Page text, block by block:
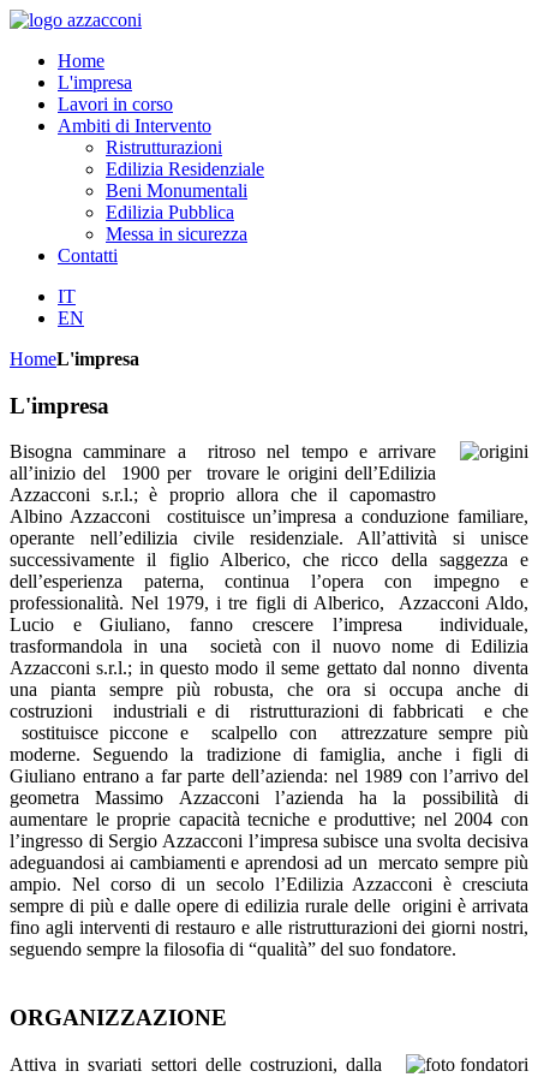
Home
L'impresa
Lavori in corso
Ambiti di Intervento
Ristrutturazioni
Edilizia Residenziale
Beni Monumentali
Edilizia Pubblica
Messa in sicurezza
Contatti
IT
EN
HomeL'impresa
L'impresa
Bisogna camminare a ritroso nel tempo e arrivare
all’inizio del 1900 per trovare le origini dell’Edilizia
Azzacconi s.r.l.; è proprio allora che il capomastro
Albino Azzacconi costituisce un’impresa a conduzione familiare,
operante nell’edilizia civile residenziale. All’attività si unisce
successivamente il figlio Alberico, che ricco della saggezza e
dell’esperienza paterna, continua l’opera con impegno e
professionalità. Nel 1979, i tre figli di Alberico, Azzacconi Aldo,
Lucio e Giuliano, fanno crescere l’impresa individuale,
trasformandola in una società con il nuovo nome di Edilizia
Azzacconi s.r.l.; in questo modo il seme gettato dal nonno diventa
una pianta sempre più robusta, che ora si occupa anche di
costruzioni industriali e di ristrutturazioni di fabbricati e che
sostituisce piccone e scalpello con attrezzature sempre più
moderne. Seguendo la tradizione di famiglia, anche i figli di
Giuliano entrano a far parte dell’azienda: nel 1989 con l’arrivo del
geometra Massimo Azzacconi l’azienda ha la possibilità di
aumentare le proprie capacità tecniche e produttive; nel 2004 con
l’ingresso di Sergio Azzacconi l’impresa subisce una svolta decisiva
adeguandosi ai cambiamenti e aprendosi ad un mercato sempre più
ampio. Nel corso di un secolo l’Edilizia Azzacconi è cresciuta
sempre di più e dalle opere di edilizia rurale delle origini è arrivata
fino agli interventi di restauro e alle ristrutturazioni dei giorni nostri,
seguendo sempre la filosofia di “qualità” del suo fondatore.
ORGANIZZAZIONE
Attiva in svariati settori delle costruzioni, dalla